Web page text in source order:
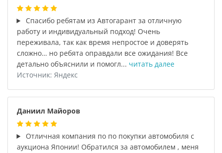
Спасибо ребятам из Автогарант за отличную
работу и индивидуальный подход! Очень
переживала, так как время непростое и доверять
сложно… но ребята оправдали все ожидания! Все
детально объяснили и помогл... читать далее
Источник: Яндекс
Даниил Майоров
Отличная компания по по покупки автомобиля с
аукциона Японии! Обратился за автомобилем , меня